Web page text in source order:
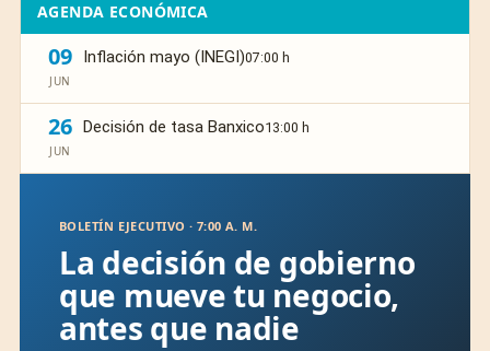
AGENDA ECONÓMICA
09
JUN
Inflación mayo (INEGI)07:00 h
26
JUN
Decisión de tasa Banxico13:00 h
BOLETÍN EJECUTIVO · 7:00 A. M.
La decisión de gobierno
que mueve tu negocio,
antes que nadie